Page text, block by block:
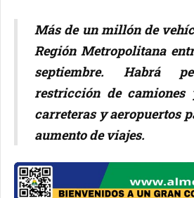
Más de un millón de
Región Metropolitana
septiembre. Habrá
restricción de camiones
carreteras y aeropuertos
aumento de viajes.